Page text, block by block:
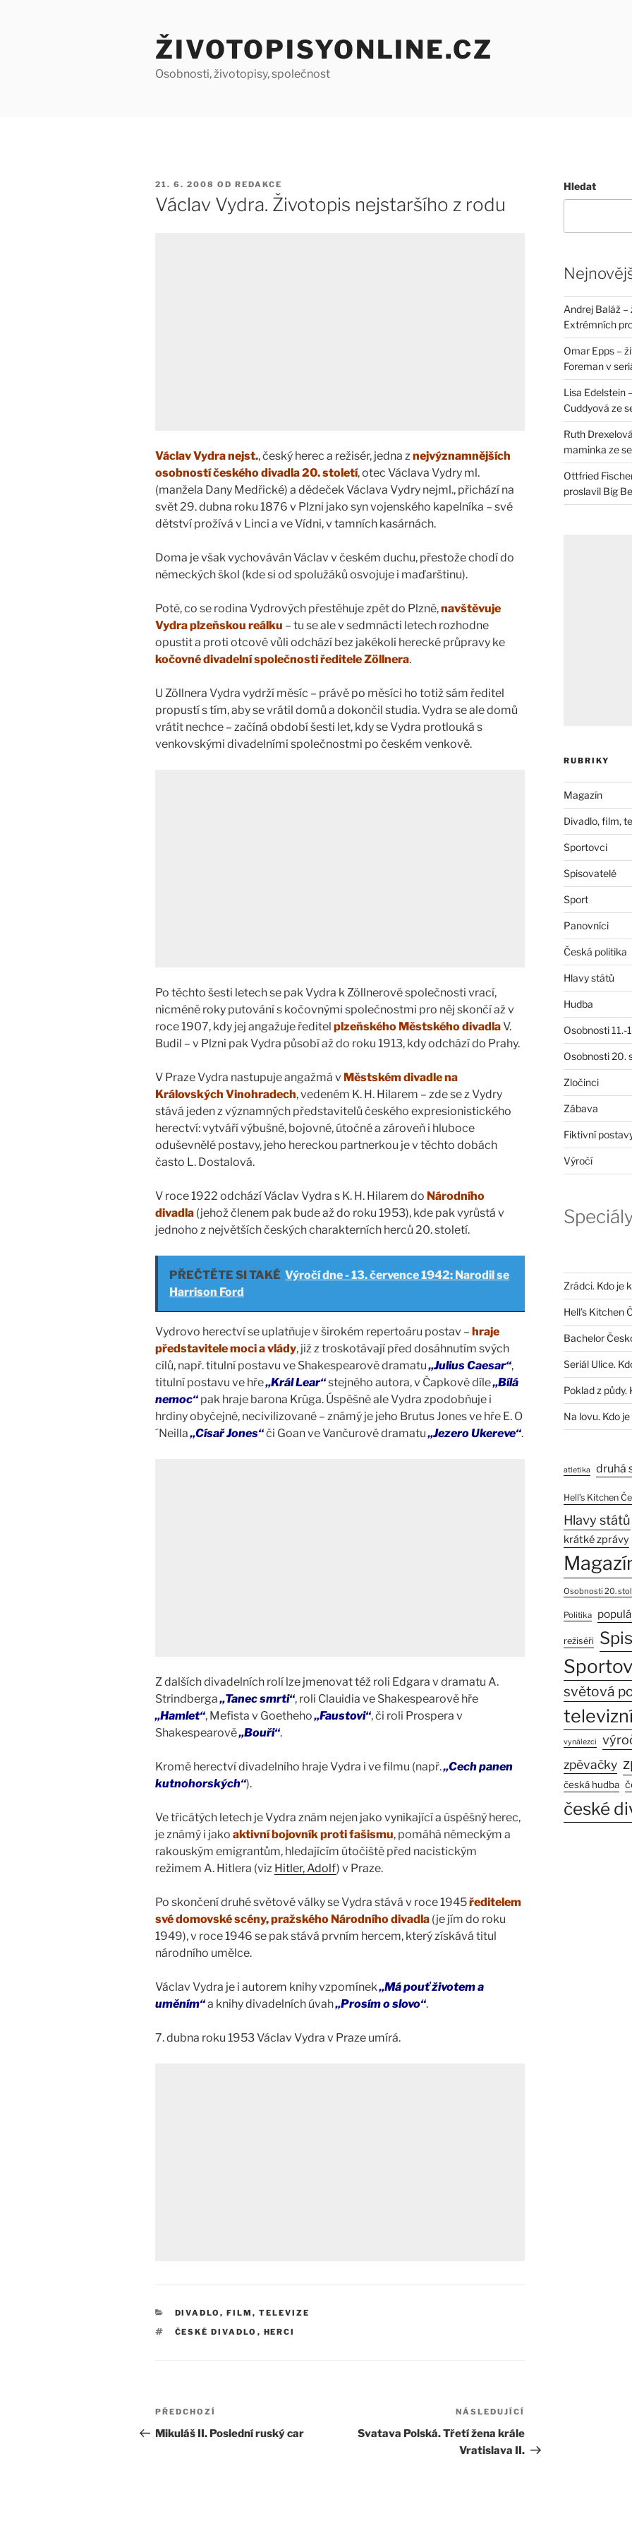
ŽIVOTOPISYONLINE.CZ
Osobnosti, životopisy, společnost
PUBLIKOVÁNO
21. 6. 2008 OD REDAKCE
Václav Vydra. Životopis nejstaršího z rodu
Václav Vydra nejst., český herec a režisér, jedna znejvýznamnějších
osobností českého divadla 20. století, otec Václava Vydry ml.
(manžela Dany Medřické) a dědeček Václava Vydry nejml., přichází na
svět 29. dubna roku 1876 v Plzni jako syn vojenského kapelníka – své
dětství prožívá v Linci a ve Vídni, v tamních kasárnách.
Doma je však vychováván Václav v českém duchu, přestože chodí do
německých škol (kde si od spolužáků osvojuje i maďarštinu).
Poté, co se rodina Vydrových přestěhuje zpět do Plzně,navštěvuje
Vydra plzeňskou reálku – tu se ale v sedmnácti letech rozhodne
opustit a proti otcově vůli odchází bez jakékoli herecké průpravy ke
kočovné divadelní společnosti ředitele Zöllnera.
U Zöllnera Vydra vydrží měsíc – právě po měsíci ho totiž sám ředitel
propustí s tím, aby se vrátil domů a dokončil studia. Vydra se ale domů
vrátit nechce – začíná období šesti let, kdy se Vydra protlouká s
venkovskými divadelními společnostmi po českém venkově.
Po těchto šesti letech se pak Vydra k Zöllnerově společnosti vrací,
nicméně roky putování s kočovnými společnostmi pro něj skončí až v
roce 1907, kdy jej angažuje ředitel plzeňského Městského divadlaV.
Budil – v Plzni pak Vydra působí až do roku 1913, kdy odchází do Prahy.
V Praze Vydra nastupuje angažmá v Městském divadle na
Královských Vinohradech, vedeném K. H. Hilarem – zde se z Vydry
stává jeden z významných představitelů českého expresionistického
herectví: vytváří výbušné, bojovné, útočné a zároveň i hluboce
oduševnělé postavy, jeho hereckou partnerkou je v těchto dobách
často L. Dostalová.
V roce 1922 odchází Václav Vydra s K. H. Hilarem do Národního
divadla (jehož členem pak bude až do roku 1953), kde pak vyrůstá v
jednoho z největších českých charakterních herců 20. století.
PŘEČTĚTE SI TAKÉ Výročí dne - 13. července 1942: Narodil se
Harrison Ford
Vydrovo herectví se uplatňuje v širokém repertoáru postav – hraje
představitele moci a vlády, již z troskotávají před dosáhnutím svých
cílů, např. titulní postavu ve Shakespearově dramatu„Julius Caesar“,
titulní postavu ve hře„Král Lear“stejného autora, v Čapkově díle„Bílá
nemoc“ pak hraje barona Krüga. Úspěšně ale Vydra zpodobňuje i
hrdiny obyčejné, necivilizované – známý je jeho Brutus Jones ve hře E. O
´Neilla„Císař Jones“či Goan ve Vančurově dramatu„Jezero Ukereve“.
Z dalších divadelních rolí lze jmenovat též roli Edgara v dramatu A.
Strindberga„Tanec smrti“, roli Clauidia ve Shakespearově hře
„Hamlet“, Mefista v Goetheho„Faustovi“, či roli Prospera v
Shakespearově„Bouři“.
Kromě herectví divadelního hraje Vydra i ve filmu (např.„Cech panen
kutnohorských“).
Ve třicátých letech je Vydra znám nejen jako vynikající a úspěšný herec,
je známý i jako aktivní bojovník proti fašismu, pomáhá německým a
rakouským emigrantům, hledajícím útočiště před nacistickým
režimem A. Hitlera (viz Hitler, Adolf) v Praze.
Po skončení druhé světové války se Vydra stává v roce 1945ředitelem
své domovské scény, pražského Národního divadla (je jím do roku
1949), v roce 1946 se pak stává prvním hercem, který získává titul
národního umělce.
Václav Vydra je i autorem knihy vzpomínek„Má pouť životem a
uměním“a knihy divadelních úvah„Prosím o slovo“.
7. dubna roku 1953 Václav Vydra v Praze umírá.
RUBRIKY
DIVADLO, FILM, TELEVIZE
ŠTÍTKY
ČESKÉ DIVADLO , HERCI
Navigace
pro
Předchozí
příspěvek
PŘEDCHOZÍ
Mikuláš II. Poslední ruský car
příspěvek
NÁSLEDUJÍCÍ
Svatava Polská. Třetí žena krále
Vratislava II.
Hledat
Andrej Baláž
Extrémních
Omar Epps –
Foreman v
Lisa Edelstein
Cuddyová ze
Ruth
maminka ze
Ottfried
proslavil Big
RUBRIKY
Magazín
Divadlo, film,
Sportovci
Spisovatelé
Sport
Panovníci
Česká politika
Hlavy států
Hudba
Osobnosti 11.-
Osobnosti 20.
Zločinci
Zábava
Fiktivní
Výročí
Zrádci. Kdo je
Hell’s Kitchen
Bachelor
Seriál Ulice.
Poklad z půdy.
Na lovu. Kdo
atletika druhá
Hell’s Kitchen
Hlavy států
krátké zprávy
Osobnosti 20.
Politika
režiséři
světová
vynálezci
zpěvačky
česká hudba
české